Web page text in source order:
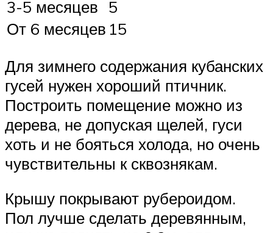
3-5 месяцев 5
От 6 месяцев 15
Для зимнего содержания кубанских
гусей нужен хороший птичник.
Построить помещение можно из
дерева, не допуская щелей, гуси
хоть и не бояться холода, но очень
чувствительны к сквознякам.
Крышу покрывают рубероидом.
Пол лучше сделать деревянным,